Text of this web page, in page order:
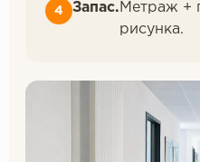
Запас. Метраж +
рисунка.